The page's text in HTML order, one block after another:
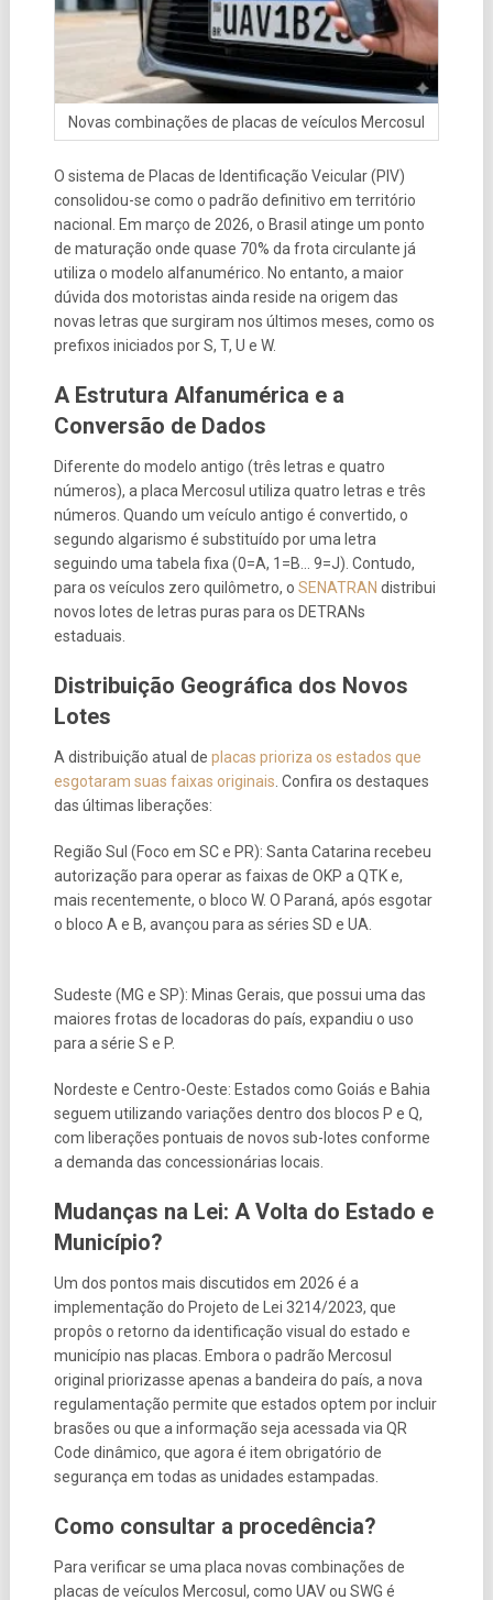
Novas combinações de placas de veículos Mercosul
O sistema de Placas de Identificação Veicular (PIV)
consolidou-se como o padrão definitivo em território
nacional. Em março de 2026, o Brasil atinge um ponto
de maturação onde quase 70% da frota circulante já
utiliza o modelo alfanumérico. No entanto, a maior
dúvida dos motoristas ainda reside na origem das
novas letras que surgiram nos últimos meses, como os
prefixos iniciados por S, T, U e W.
A Estrutura Alfanumérica e a
Conversão de Dados
Diferente do modelo antigo (três letras e quatro
números), a placa Mercosul utiliza quatro letras e três
números. Quando um veículo antigo é convertido, o
segundo algarismo é substituído por uma letra
seguindo uma tabela fixa (0=A, 1=B… 9=J). Contudo,
para os veículos zero quilômetro, o SENATRAN distribui
novos lotes de letras puras para os DETRANs
estaduais.
Distribuição Geográfica dos Novos
Lotes
A distribuição atual de placas prioriza os estados que
esgotaram suas faixas originais. Confira os destaques
das últimas liberações:
Região Sul (Foco em SC e PR): Santa Catarina recebeu
autorização para operar as faixas de OKP a QTK e,
mais recentemente, o bloco W. O Paraná, após esgotar
o bloco A e B, avançou para as séries SD e UA.
Sudeste (MG e SP): Minas Gerais, que possui uma das
maiores frotas de locadoras do país, expandiu o uso
para a série S e P.
Nordeste e Centro-Oeste: Estados como Goiás e Bahia
seguem utilizando variações dentro dos blocos P e Q,
com liberações pontuais de novos sub-lotes conforme
a demanda das concessionárias locais.
Mudanças na Lei: A Volta do Estado e
Município?
Um dos pontos mais discutidos em 2026 é a
implementação do Projeto de Lei 3214/2023, que
propôs o retorno da identificação visual do estado e
município nas placas. Embora o padrão Mercosul
original priorizasse apenas a bandeira do país, a nova
regulamentação permite que estados optem por incluir
brasões ou que a informação seja acessada via QR
Code dinâmico, que agora é item obrigatório de
segurança em todas as unidades estampadas.
Como consultar a procedência?
Para verificar se uma placa novas combinações de
placas de veículos Mercosul, como UAV ou SWG é